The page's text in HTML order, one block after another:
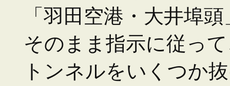
「羽田空港・大井埠
そのまま指示に従っ
トンネルをいくつか